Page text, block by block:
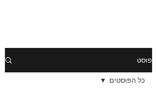
פוסט
כל הפוסטים